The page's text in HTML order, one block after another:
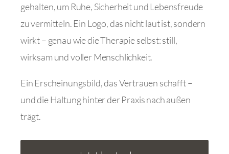
gehalten, um Ruhe, Sicherheit und Lebensfreude
zu vermitteln. Ein Logo, das nicht laut ist, sondern
wirkt – genau wie die Therapie selbst: still,
wirksam und voller Menschlichkeit.
Ein Erscheinungsbild, das Vertrauen schafft –
und die Haltung hinter der Praxis nach außen
trägt.